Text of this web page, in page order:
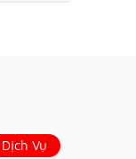
Dịch Vụ